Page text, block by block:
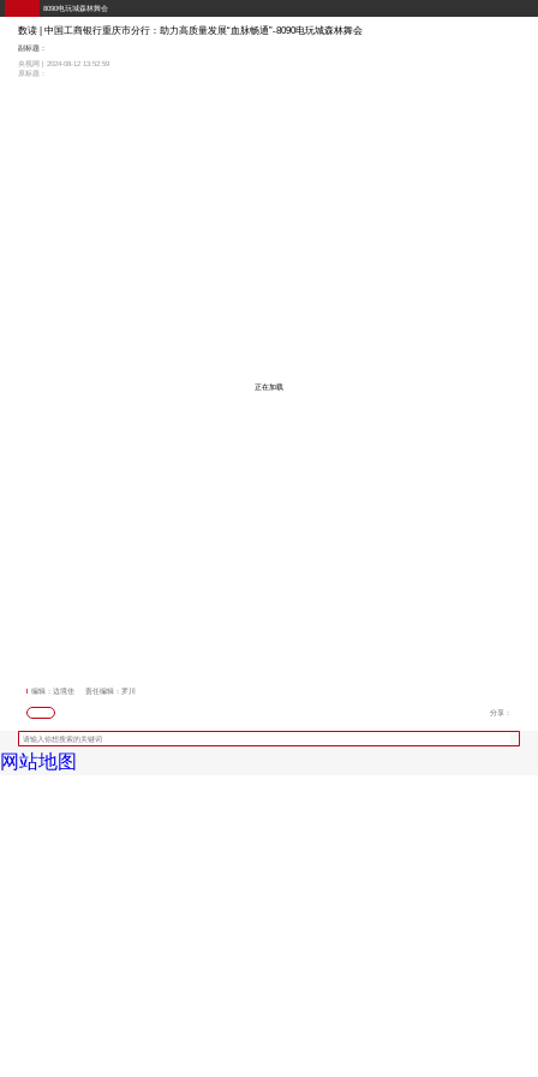
8090电玩城森林舞会
数读 | 中国工商银行重庆市分行：助力高质量发展“血脉畅通”-8090电玩城森林舞会
副标题：
央视网 | 2024-08-12 13:52:59
原标题：
正在加载
编辑：边境佳 责任编辑：罗川
分享：
网站地图